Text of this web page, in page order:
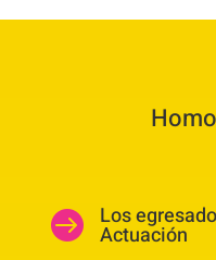
 Los
Actuación